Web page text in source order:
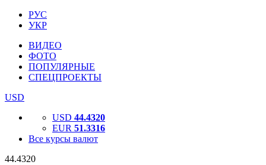
РУС
УКР
ВИДЕО
ФОТО
ПОПУЛЯРНЫЕ
СПЕЦПРОЕКТЫ
USD
USD 44.4320
EUR 51.3316
Все курсы валют
44.4320